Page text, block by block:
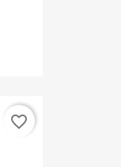
favorite_border